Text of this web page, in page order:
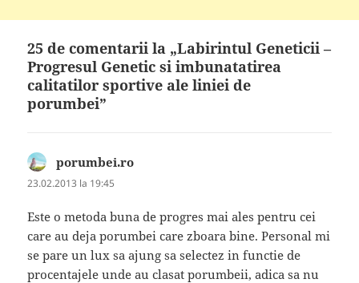
25 de comentarii la „Labirintul Geneticii –
Progresul Genetic si imbunatatirea
calitatilor sportive ale liniei de
porumbei”
porumbei.ro
23.02.2013 la 19:45
Este o metoda buna de progres mai ales pentru cei
care au deja porumbei care zboara bine. Personal mi
se pare un lux sa ajung sa selectez in functie de
procentajele unde au clasat porumbeii, adica sa nu